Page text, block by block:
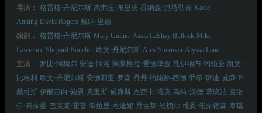
导演：
格雷格·丹尼尔斯 杰弗里·布里茨 乔纳森·范塔勒肯 Kacie
Anning David Rogers 戴纳·里德
编剧：
格雷格·丹尼尔斯 Mary Gulino Aasia LaShay Bullock Mike
Lawrence Shepard Boucher 欧文·丹尼尔斯 Alex Sherman Alyssa Lane
主演：
罗比·阿梅尔 安迪·阿洛 阿莱格拉·爱德华兹 扎伊纳布·约翰逊 凯文·
比格利 欧文·丹尼尔斯 安德莉亚·罗森 乔丹 约翰孙-西德 乔希·班迪 威廉·B·
戴维斯 伊丽莎白·鲍恩 克里斯·威廉斯 杰西卡·塔克 马特·沃德 葛晓洁 克洛
伊·科尔曼 巴克莱·霍普 希拉里·杰迪妮 尼古莱·维切尔 维恩·维尔德森 泰瑞